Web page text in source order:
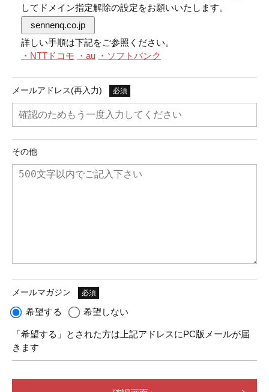
してドメイン指定解除の設定をお願いいたします。
sennenq.co.jp
詳しい手順は下記をご参照ください。
・NTTドコモ
・au ・ソフトバンク
メールアドレス(再入力) 必須
その他
メールマガジン 必須
希望する 希望しない
「希望する」とされた方は上記アドレスにPC版メールが届
きます